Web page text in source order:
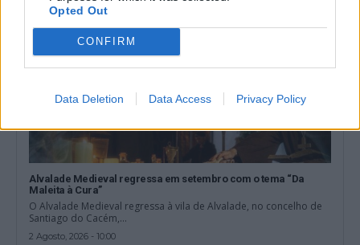
Opted Out
CONFIRM
Data Deletion Data Access Privacy Policy
Alvalade Medieval regressa em setembro com o tema “Da
Maleita à Cura”
O Alvalade Medieval regressa à vila de Alvalade, no concelho de
Santiago do Cacém,...
2 Agosto, 2026 - 10:00